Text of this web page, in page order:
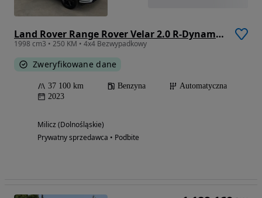
Land Rover Range Rover Velar 2.0 R-Dynamic SE
1998 cm3 • 250 KM • 4x4 Bezwypadkowy
Zweryfikowane dane
37 100 km Benzyna
Automatyczna
2023
Milicz (Dolnośląskie)
Prywatny sprzedawca • Podbite